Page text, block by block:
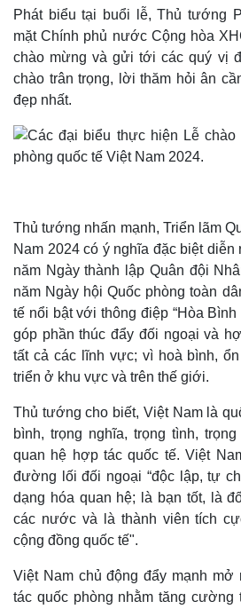
Hồ sơ
E-
Kinh tế
Bất động sản
Khởi nghiệp
Thị
Giá
Tỷ
Phát biểu tại buổi lễ, Thủ tướng
mặt Chính phủ nước Cộng hòa
chào mừng và gửi tới các quý vị
chào trân trọng, lời thăm hỏi ân
đẹp nhất.
Thủ tướng nhấn mạnh, Triển lãm
Nam 2024 có ý nghĩa đặc biệt diễn
năm Ngày thành lập Quân đội
năm Ngày hội Quốc phòng toàn
tế nổi bật với thông điệp “Hòa
góp phần thúc đẩy đối ngoại và
tất cả các lĩnh vực; vì hoà bình,
triển ở khu vực và trên thế giới.
Thủ tướng cho biết, Việt Nam là
bình, trọng nghĩa, trọng tình,
quan hệ hợp tác quốc tế. Việt
đường lối đối ngoại “độc lập, tự
dạng hóa quan hệ; là bạn tốt, là
các nước và là thành viên tích
cộng đồng quốc tế".
Việt Nam chủ động đẩy mạnh
tác quốc phòng nhằm tăng